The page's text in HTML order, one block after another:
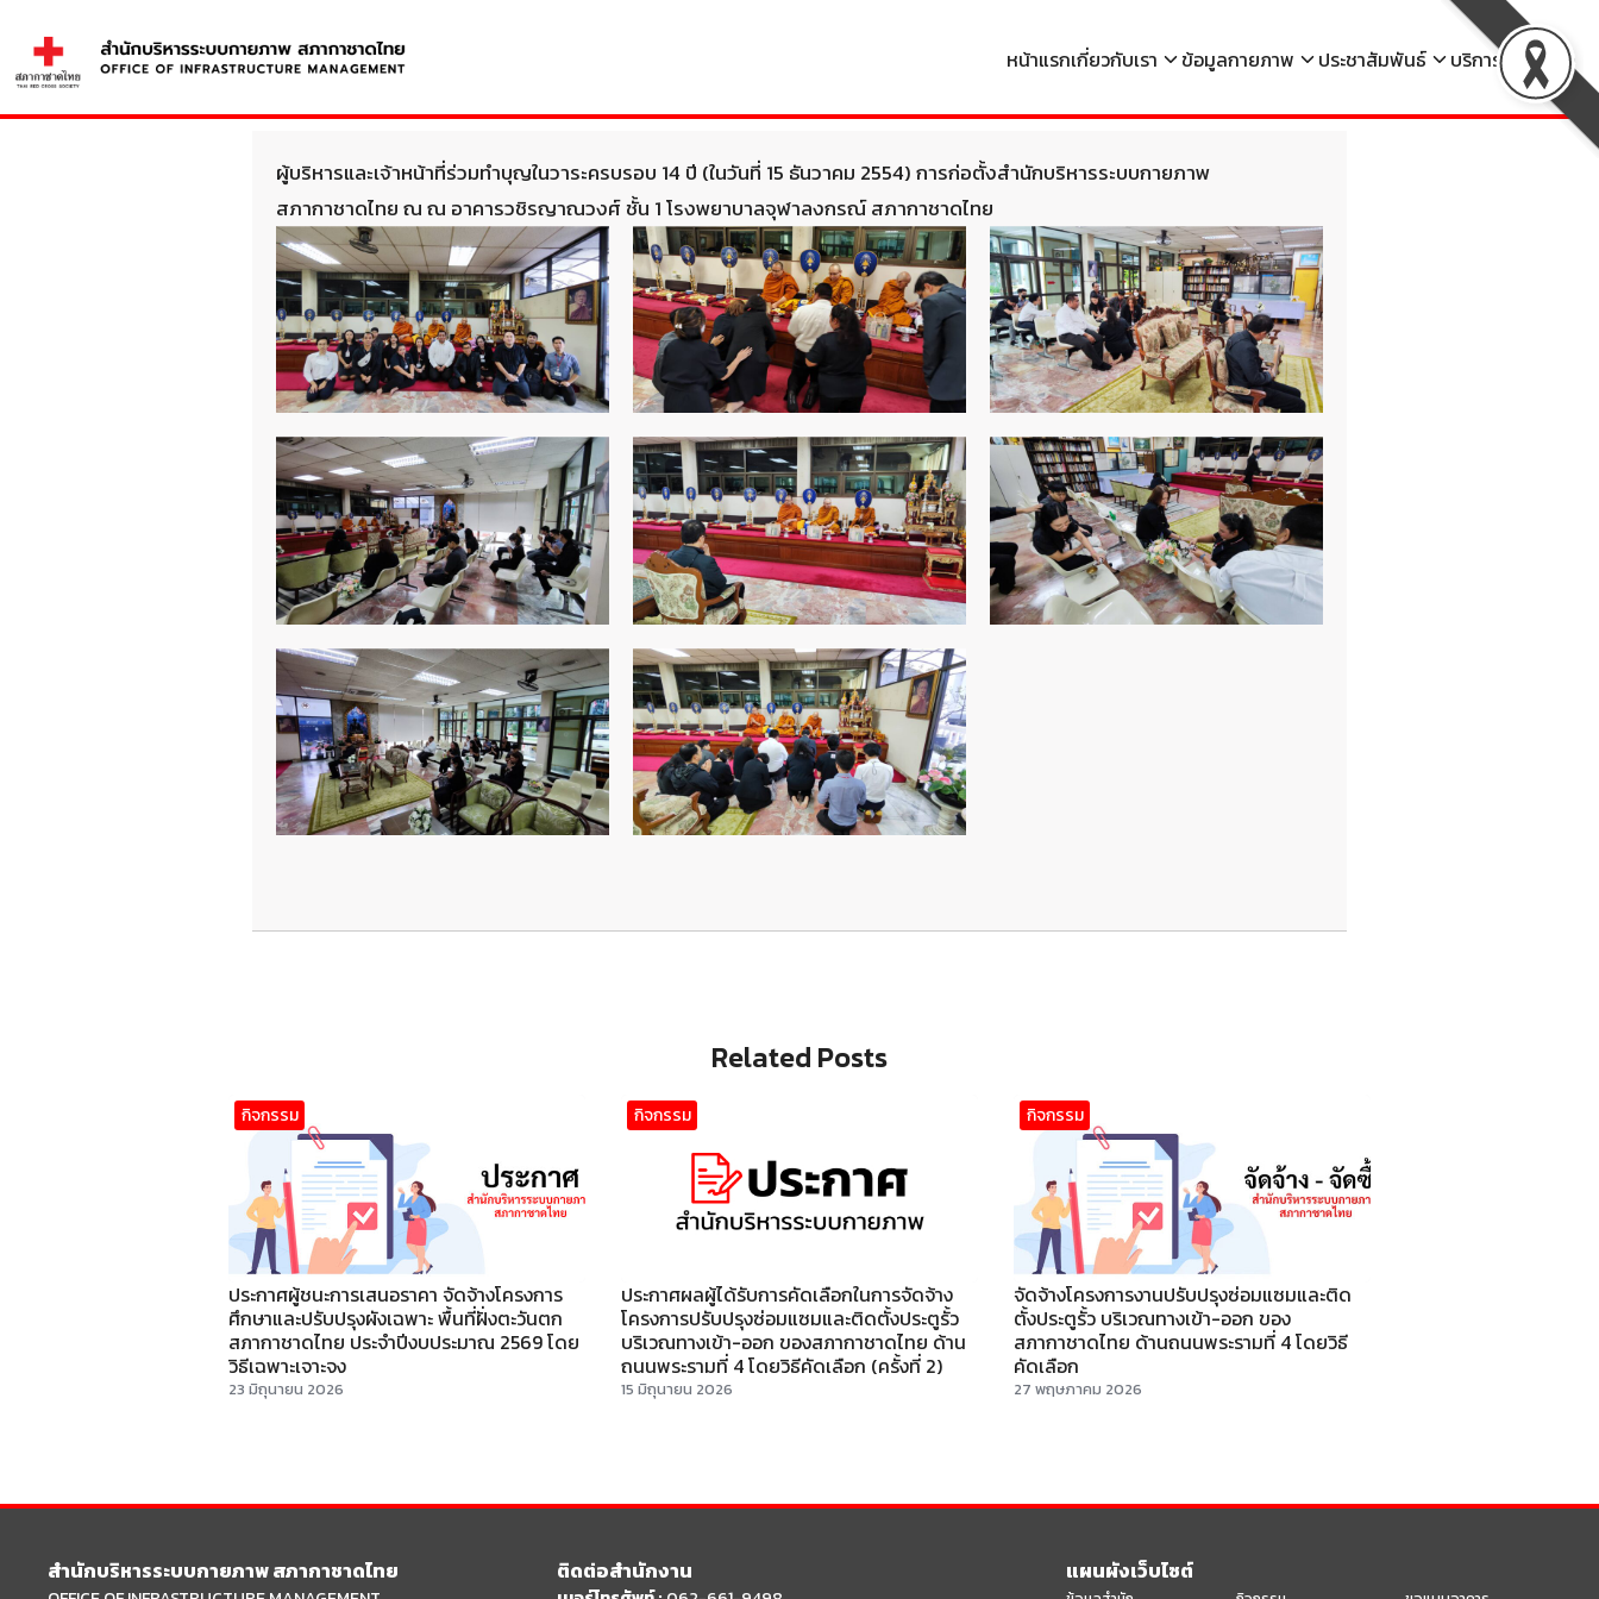
content
หน้าแรกเกี่ยวกับเรา ข้อมูลกายภาพ ประชาสัมพันธ์ บริการ ติดต่อ
ผู้บริหารและเจ้าหน้าที่ร่วมทำบุญในวาระครบรอบ 14 ปี (ในวันที่ 15 ธันวาคม 2554) การก่อตั้งสำนักบริหารระบบกายภาพ
สภากาชาดไทย ณ ณ อาคารวชิรญาณวงศ์ ชั้น 1 โรงพยาบาลจุฬาลงกรณ์ สภากาชาดไทย
Related Posts
กิจกรรม
ประกาศผู้ชนะการเสนอราคา จัดจ้างโครงการ
ศึกษาและปรับปรุงผังเฉพาะ พื้นที่ฝั่งตะวันตก
สภากาชาดไทย ประจำปีงบประมาณ 2569 โดย
วิธีเฉพาะเจาะจง
23 มิถุนายน 2026
กิจกรรม
ประกาศผลผู้ได้รับการคัดเลือกในการจัดจ้าง
โครงการปรับปรุงซ่อมแซมและติดตั้งประตูรั้ว
บริเวณทางเข้า-ออก ของสภากาชาดไทย ด้าน
ถนนพระรามที่ 4 โดยวิธีคัดเลือก (ครั้งที่ 2)
15 มิถุนายน 2026
กิจกรรม
จัดจ้างโครงการงานปรับปรุงซ่อมแซมและติด
ตั้งประตูรั้ว บริเวณทางเข้า-ออก ของ
สภากาชาดไทย ด้านถนนพระรามที่ 4 โดยวิธี
คัดเลือก
27 พฤษภาคม 2026
สำนักบริหารระบบกายภาพ สภากาชาดไทย ติดต่อสำนักงาน แผนผังเว็บไซต์